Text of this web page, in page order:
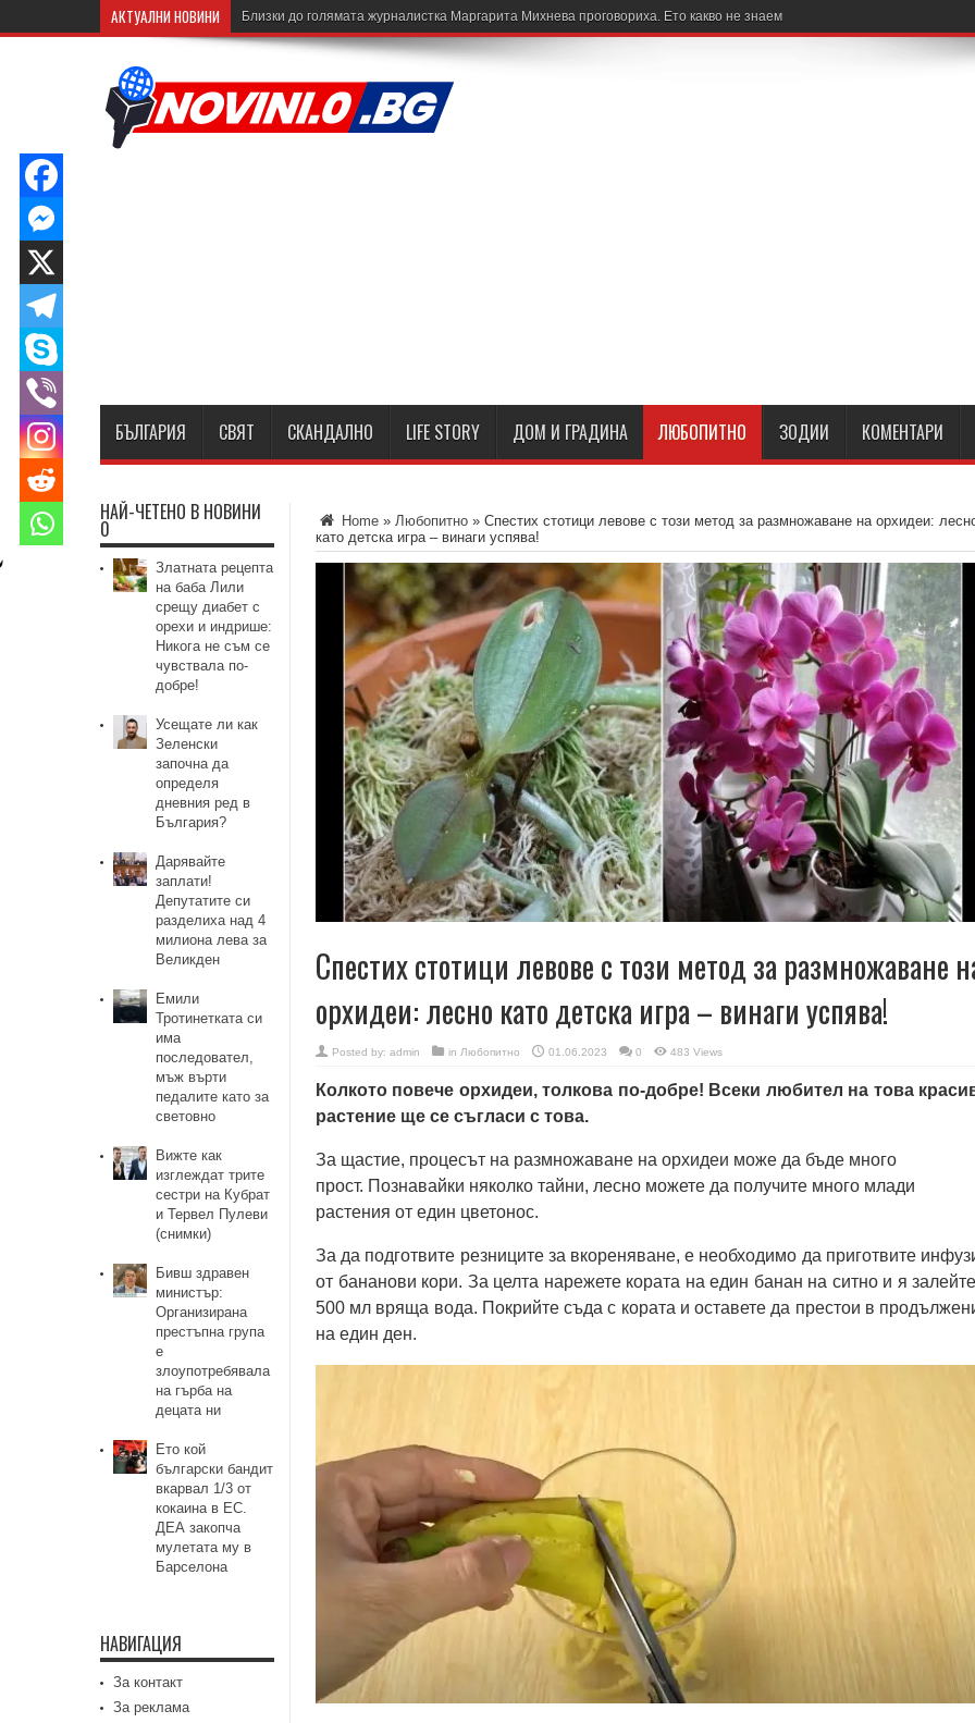
АКТУАЛНИ НОВИНИ Близки до голямата журналистка Маргарита Михнева проговориха. Ето какво не знаем
БЪЛГАРИЯ СВЯТ СКАНДАЛНО LIFE STORY ДОМ И ГРАДИНА ЛЮБОПИТНО ЗОДИИ КОМЕНТАРИ
Home » Любопитно » Спестих стотици левове с този метод за размножаване на орхидеи:
като детска игра – винаги успява!
Спестих стотици левове с този метод за размножаване
орхидеи: лесно като детска игра – винаги успява!
Posted by: admin in Любопитно 01.06.2023 0 483 Views
Колкото повече орхидеи, толкова по-добре! Всеки любител на това
растение ще се съгласи с това.
За щастие, процесът на размножаване на орхидеи може да бъде много
прост. Познавайки няколко тайни, лесно можете да получите много млади
растения от един цветонос.
За да подготвите резниците за вкореняване, е необходимо да приготвите
от бананови кори. За целта нарежете кората на един банан на ситно и я
500 мл вряща вода. Покрийте съда с кората и оставете да престои в
на един ден.
НАЙ-ЧЕТЕНО В НОВИНИ
0
Златната рецепта
на баба Лили
срещу диабет с
орехи и индрише:
Никога не съм се
чувствала по-
добре!
Усещате ли как
Зеленски
започна да
определя
дневния ред в
България?
Дарявайте
заплати!
Депутатите си
разделиха над 4
милиона лева за
Великден
Емили
Тротинетката си
има
последовател,
мъж върти
педалите като за
световно
Вижте как
изглеждат трите
сестри на Кубрат
и Тервел Пулеви
(снимки)
Бивш здравен
министър:
Организирана
престъпна група
е
злоупотребявала
на гърба на
децата ни
Ето кой
български бандит
вкарвал 1/3 от
кокаина в ЕС.
ДЕА закопча
мулетата му в
Барселона
НАВИГАЦИЯ
За контакт
За реклама